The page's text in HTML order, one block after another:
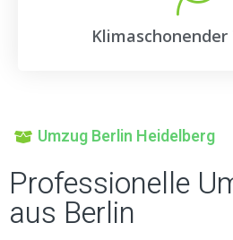
Umzug Berlin Heidelberg
Professionelle
aus Berlin